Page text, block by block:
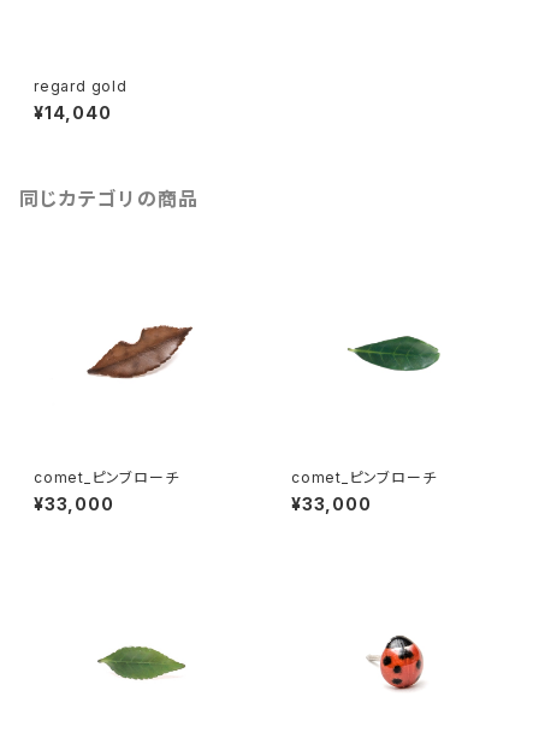
regard gold
¥14,040
同じカテゴリの商品
comet_ピンブローチ
¥33,000
comet_ピンブローチ
¥33,000